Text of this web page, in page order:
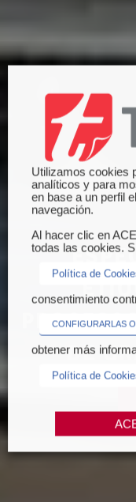
DE
Utilizamos cookies
analíticos y para
en base a un perfil
navegación.
Al hacer clic en
todas las cookies.
Política de
consentimiento
CONFIGURARLAS
obtener más
Política de